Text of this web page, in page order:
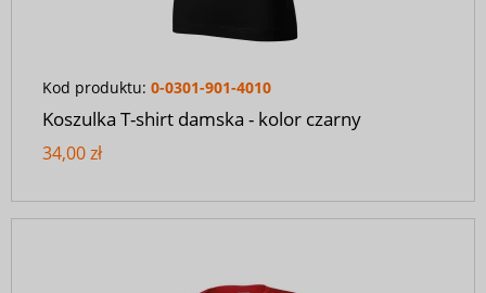
Kod produktu: 0-0301-901-4010
Koszulka T-shirt damska - kolor czarny
34,00 zł